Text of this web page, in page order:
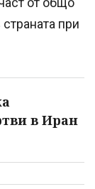
при
в Иран